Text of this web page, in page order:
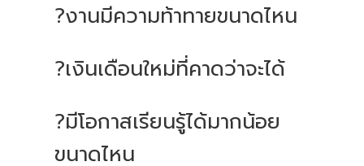
?งานมีความท้าทายขนาดไหน
?เงินเดือนใหม่ที่คาดว่าจะได้
?มีโอกาสเรียนรู้ได้มากน้อย
ขนาดไหน